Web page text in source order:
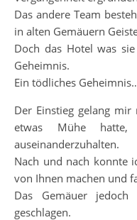
Das andere Team
in alten Gemäuern
Doch das Hotel was
Geheimnis.
Ein tödliches
Der Einstieg gelang
etwas Mühe hatte,
auseinanderzuhalten.
Nach und nach konnte
von Ihnen machen und
Das Gemäuer
geschlagen.